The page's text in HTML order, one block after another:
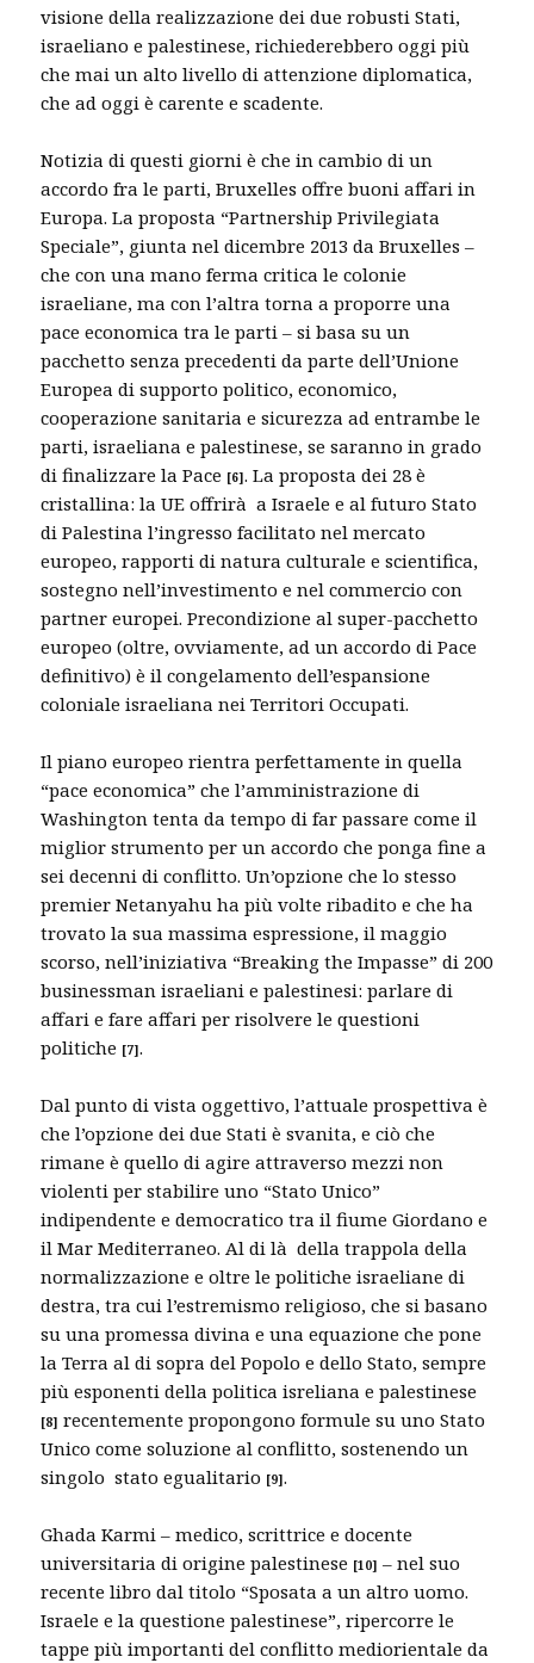
visione della realizzazione dei due robusti Stati,
israeliano e palestinese, richiederebbero oggi più
che mai un alto livello di attenzione diplomatica,
che ad oggi è carente e scadente.
Notizia di questi giorni è che in cambio di un
accordo fra le parti, Bruxelles offre buoni affari in
Europa. La proposta “Partnership Privilegiata
Speciale”, giunta nel dicembre 2013 da Bruxelles –
che con una mano ferma critica le colonie
israeliane, ma con l’altra torna a proporre una
pace economica tra le parti – si basa su un
pacchetto senza precedenti da parte dell’Unione
Europea di supporto politico, economico,
cooperazione sanitaria e sicurezza ad entrambe le
parti, israeliana e palestinese, se saranno in grado
di finalizzare la Pace [6]. La proposta dei 28 è
cristallina: la UE offrirà a Israele e al futuro Stato
di Palestina l’ingresso facilitato nel mercato
europeo, rapporti di natura culturale e scientifica,
sostegno nell’investimento e nel commercio con
partner europei. Precondizione al super-pacchetto
europeo (oltre, ovviamente, ad un accordo di Pace
definitivo) è il congelamento dell’espansione
coloniale israeliana nei Territori Occupati.
Il piano europeo rientra perfettamente in quella
“pace economica” che l’amministrazione di
Washington tenta da tempo di far passare come il
miglior strumento per un accordo che ponga fine a
sei decenni di conflitto. Un’opzione che lo stesso
premier Netanyahu ha più volte ribadito e che ha
trovato la sua massima espressione, il maggio
scorso, nell’iniziativa “Breaking the Impasse” di 200
businessman israeliani e palestinesi: parlare di
affari e fare affari per risolvere le questioni
politiche [7].
Dal punto di vista oggettivo, l’attuale prospettiva è
che l’opzione dei due Stati è svanita, e ciò che
rimane è quello di agire attraverso mezzi non
violenti per stabilire uno “Stato Unico”
indipendente e democratico tra il fiume Giordano e
il Mar Mediterraneo. Al di là della trappola della
normalizzazione e oltre le politiche israeliane di
destra, tra cui l’estremismo religioso, che si basano
su una promessa divina e una equazione che pone
la Terra al di sopra del Popolo e dello Stato, sempre
più esponenti della politica isreliana e palestinese
[8] recentemente propongono formule su uno Stato
Unico come soluzione al conflitto, sostenendo un
singolo stato egualitario [9].
Ghada Karmi – medico, scrittrice e docente
universitaria di origine palestinese [10] – nel suo
recente libro dal titolo “Sposata a un altro uomo.
Israele e la questione palestinese”, ripercorre le
tappe più importanti del conflitto mediorientale da